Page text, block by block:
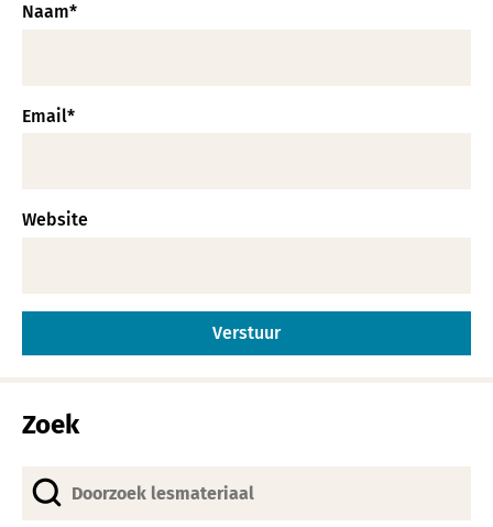
Naam*
Email*
Website
Zoek